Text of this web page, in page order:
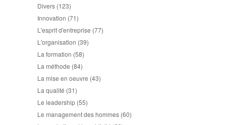
Divers (123)
Innovation (71)
L'esprit d'entreprise (77)
L'organisation (39)
La formation (58)
La méthode (84)
La mise en oeuvre (43)
La qualité (31)
Le leadership (55)
Le management des hommes (60)